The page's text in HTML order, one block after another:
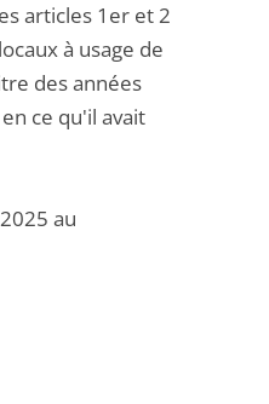
articles 1er et 2
à usage de
des années
ce qu'il avait
au